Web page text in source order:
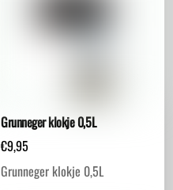
Grunneger klokje 0,5L
€9,95
Grunneger klokje 0,5L